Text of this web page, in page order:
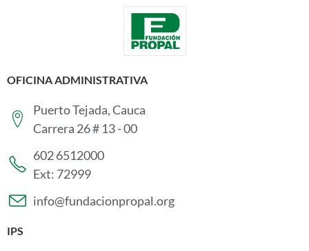
OFICINA ADMINISTRATIVA
Puerto Tejada, Cauca
Carrera 26 # 13 - 00
602 6512000
Ext: 72999
info@fundacionpropal.org
IPS